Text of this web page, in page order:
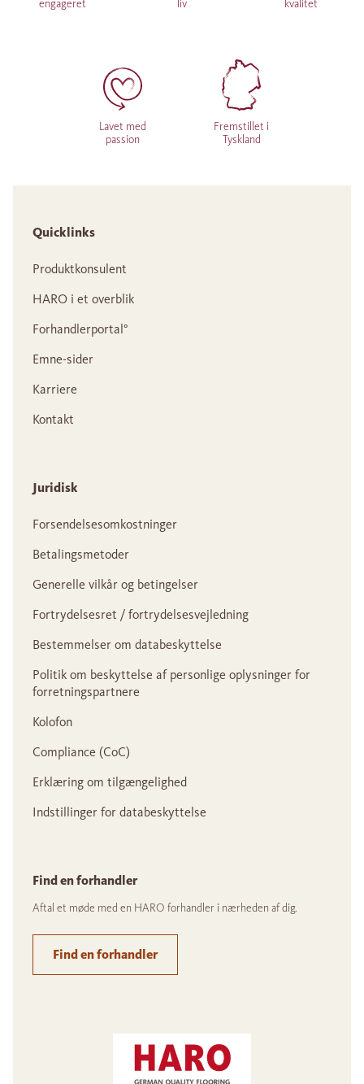
engageret
liv
kvalitet
Lavet med
passion
Fremstillet i
Tyskland
Quicklinks
Produktkonsulent
HARO i et overblik
Forhandlerportal°
Emne-sider
Karriere
Kontakt
Juridisk
Forsendelsesomkostninger
Betalingsmetoder
Generelle vilkår og betingelser
Fortrydelsesret / fortrydelsesvejledning
Bestemmelser om databeskyttelse
Politik om beskyttelse af personlige oplysninger for
forretningspartnere
Kolofon
Compliance (CoC)
Erklæring om tilgængelighed
Indstillinger for databeskyttelse
Find en forhandler
Aftal et møde med en HARO forhandler i nærheden af dig.
Find en forhandler